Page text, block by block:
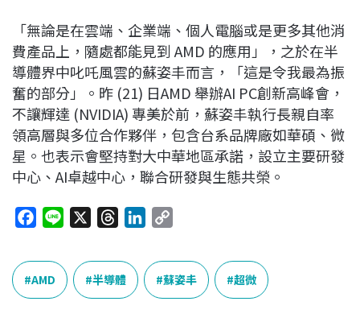
「無論是在雲端、企業端、個人電腦或是更多其他消
費產品上，隨處都能見到 AMD 的應用」，之於在半
導體界中叱吒風雲的蘇姿丰而言，「這是令我最為振
奮的部分」。昨 (21) 日AMD 舉辦AI PC創新高峰會，
不讓輝達 (NVIDIA) 專美於前，蘇姿丰執行長親自率
領高層與多位合作夥伴，包含台系品牌廠如華碩、微
星。也表示會堅持對大中華地區承諾，設立主要研發
中心、AI卓越中心，聯合研發與生態共榮。
c
e
b
e
r
e
a
n
k
e
p
y
L
AMD 半導體 蘇姿丰 超微